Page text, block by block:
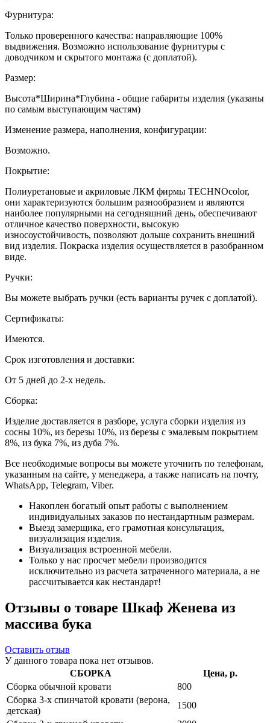
Фурнитура:
Только проверенного качества: направляющие 100%
выдвижения. Возможно использование фурнитуры с
доводчиком и скрытого монтажа (с доплатой).
Размер:
Высота*Ширина*Глубина - общие габариты изделия (указаны
по самым выступающим частям)
Изменение размера, наполнения, конфигурации:
Возможно.
Покрытие:
Полиуретановые и акриловые ЛКМ фирмы TECHNOcolor,
они характеризуются большим разнообразием и являются
наиболее популярными на сегодняшний день, обеспечивают
отличное качество поверхности, высокую
износоустойчивость, позволяют дольше сохранить внешний
вид изделия. Покраска изделия осуществляется в разобранном
виде.
Ручки:
Вы можете выбрать ручки (есть варианты ручек с доплатой).
Сертификаты:
Имеются.
Срок изготовления и доставки:
От 5 дней до 2-х недель.
Сборка:
Изделие доставляется в разборе, услуга сборки изделия из
сосны 10%, из березы 10%, из березы с эмалевым покрытием
8%, из бука 7%, из дуба 7%.
Все необходимые вопросы вы можете уточнить по телефонам,
указанным на сайте, у менеджера, а также написать на почту,
WhatsApp, Telegram, Viber.
Накоплен богатый опыт работы с выполнением
индивидуальных заказов по нестандартным размерам.
Выезд замерщика, его грамотная консультация,
визуализация изделия.
Визуализация встроенной мебели.
Только у нас просчет мебели производится
исключительно из расчета затраченного материала, а не
рассчитывается как нестандарт!
Отзывы о товаре Шкаф Женева из
массива бука
Оставить отзыв
У данного товара пока нет отзывов.
СБОРКА
Цена, р.
Сборка обычной кровати
800
Сборка 3-х спинчатой кровати (верона,
детская)
1500